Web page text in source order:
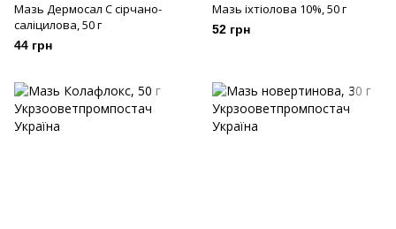
Мазь Дермосал С сірчано-
саліцилова, 50 г
44 грн
Мазь іхтіолова 10%, 50 г
52 грн